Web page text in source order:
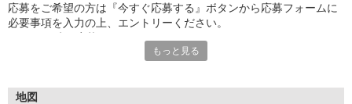
応募をご希望の方は『今すぐ応募する』ボタンから応募フォームに
必要事項を入力の上、エントリーください。
号」など
もっと見る
地図